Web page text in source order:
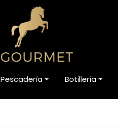
Pescadería Botillería